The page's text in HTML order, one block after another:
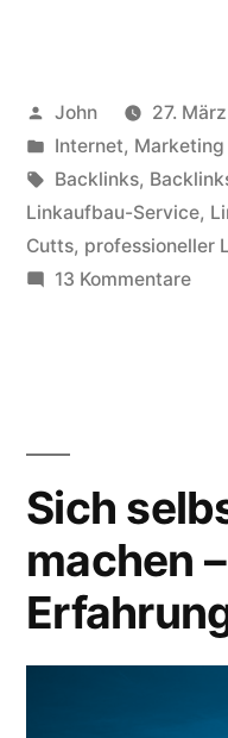
Oder:
besser
nachhaltige
Backlinks
Veröffentlicht
von
John
27.
Veröffentlicht
in
Internet, Marketing
Schlagwörter:
Backlinks,
Linkaufbau-Service,
Cutts, professioneller
13 Kommentarezu
Sich
machen